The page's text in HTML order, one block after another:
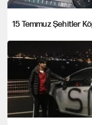
15 Temmuz Şehitler